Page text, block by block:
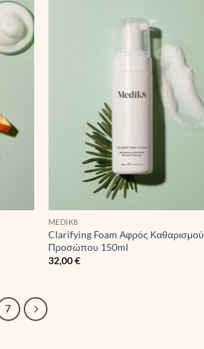
MEDIK8
Clarifying Foam Αφρός Καθαρισμού
Προσώπου 150ml
32,00€
7